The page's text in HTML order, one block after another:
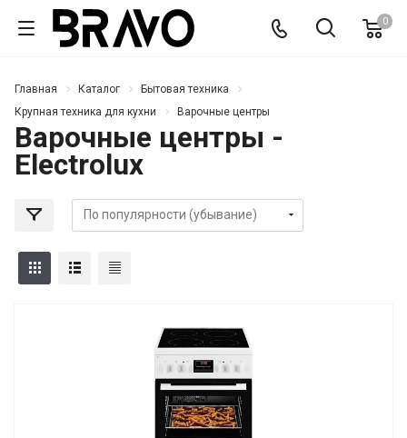
0
Главная Каталог
Бытовая техника
Крупная техника для кухни
Варочные центры
Варочные центры -
Electrolux